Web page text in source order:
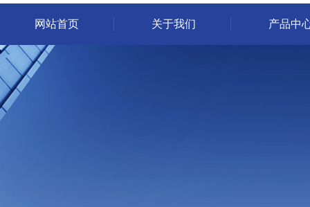
网站首页 关于我们 产品中